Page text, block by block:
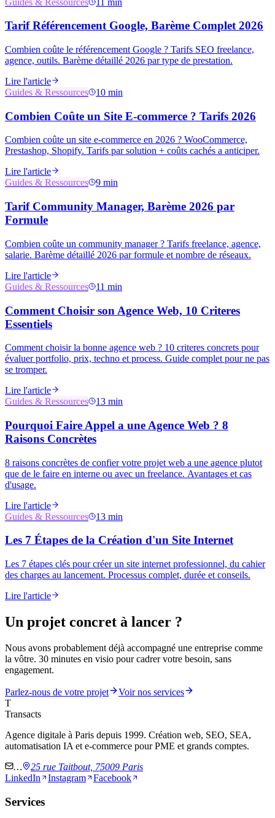
Tarif Référencement Google, Barème Complet 2026
Combien coûte le référencement Google ? Tarifs SEO freelance,
agence, outils. Barème détaillé 2026 par type de prestation.
Lire l'article
Guides & Ressources
10 min
Combien Coûte un Site E-commerce ? Tarifs 2026
Combien coûte un site e-commerce en 2026 ? WooCommerce,
Prestashop, Shopify. Tarifs par solution + coûts cachés a anticiper.
Lire l'article
Guides & Ressources
9 min
Tarif Community Manager, Barème 2026 par
Formule
Combien coûte un community manager ? Tarifs freelance, agence,
salarie. Barème détaillé 2026 par formule et nombre de réseaux.
Lire l'article
Guides & Ressources
11 min
Comment Choisir son Agence Web, 10 Criteres
Essentiels
Comment choisir la bonne agence web ? 10 criteres concrets pour
évaluer portfolio, prix, techno et process. Guide complet pour ne pas
se tromper.
Lire l'article
Guides & Ressources
13 min
Pourquoi Faire Appel a une Agence Web ? 8
Raisons Concrètes
8 raisons concrètes de confier votre projet web a une agence plutot
que de le faire en interne ou avec un freelance. Avantages et cas
d'usage.
Lire l'article
Guides & Ressources
13 min
Les 7 Étapes de la Création d'un Site Internet
Les 7 étapes clés pour créer un site internet professionnel, du cahier
des charges au lancement. Processus complet, durée et conseils.
Lire l'article
Un projet concret à lancer ?
Nous avons probablement déjà accompagné une entreprise comme
la vôtre. 30 minutes en visio pour cadrer votre besoin, sans
engagement.
Parlez-nous de votre projet
Voir nos services
T
Transacts
Agence digitale à Paris depuis 1999. Création web, SEO, SEA,
automatisation IA et e-commerce pour PME et grands comptes.
…
25 rue Taitbout, 75009 Paris
LinkedIn
Instagram Facebook
Services